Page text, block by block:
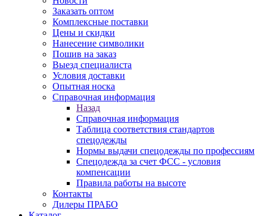
Заказать оптом
Комплексные поставки
Цены и скидки
Нанесение символики
Пошив на заказ
Выезд специалиста
Условия доставки
Опытная носка
Справочная информация
Назад
Справочная информация
Таблица соответствия стандартов
спецодежды
Нормы выдачи спецодежды по профессиям
Спецодежда за счет ФСС - условия
компенсации
Правила работы на высоте
Контакты
Дилеры ПРАБО